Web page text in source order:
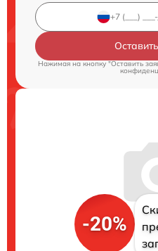
Нажимая на кнопку "Оставить
-20%